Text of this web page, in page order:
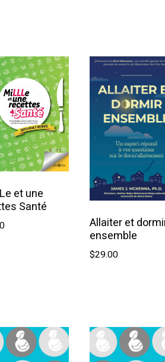
et une
Santé
au panier
Allaiter et
ensemble
$29.00